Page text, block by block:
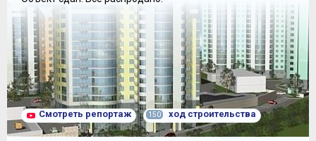
Смотреть репортаж 150 ход строительства